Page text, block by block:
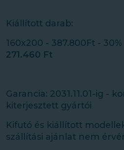
Kiállított darab:
160x200 - 387.800Ft -
271.460 Ft
Garancia: 2031.11.01-ig -
kiterjesztett gyártói
Kifutó és kiállított
szállítási ajánlat nem